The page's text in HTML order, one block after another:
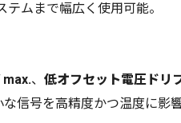
ムまで幅広く使用可能。
、 低オフセット電圧ドリ
な信号を高精度かつ温度に影